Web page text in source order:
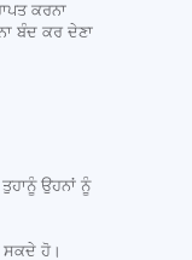
ਕਰਨਾ
ਬੰਦ ਕਰ ਦੇਣਾ
ਉਹਨਾਂ ਨੂੰ
ਸਕਦੇ ਹੋ।